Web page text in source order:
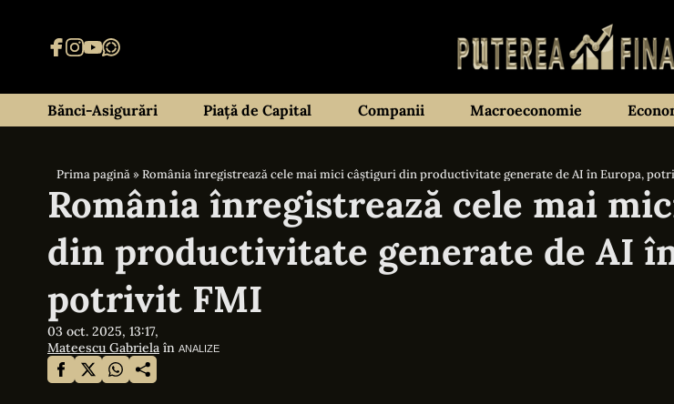
Bănci-Asigurări Piață de Capital Companii Macroeconomie
Prima pagină»România înregistrează cele mai mici câștiguri din productivitate generate de AI în Europa,
România înregistrează cele mai
din productivitate generate de AI
potrivit FMI
03 oct. 2025, 13:17,
Mateescu Gabriela în ANALIZE